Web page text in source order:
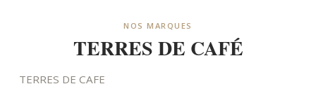
NOS MARQUES
TERRES DE CAFÉ
TERRES DE CAFE